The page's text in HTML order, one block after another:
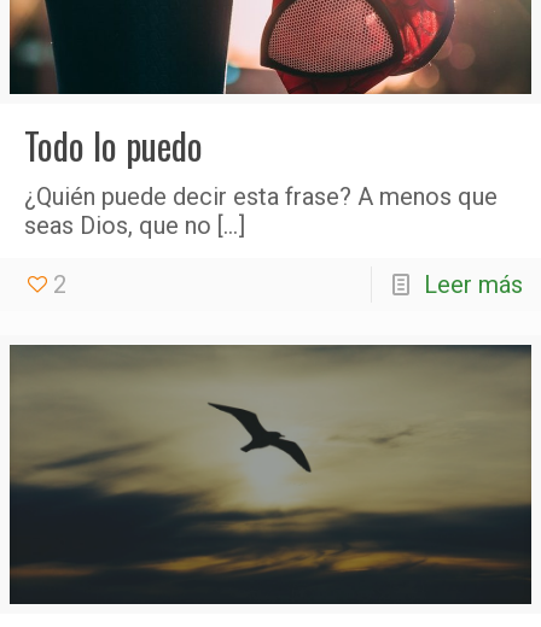
Todo lo puedo
¿Quién puede decir esta frase? A menos que
seas Dios, que no […]
2 Leer más